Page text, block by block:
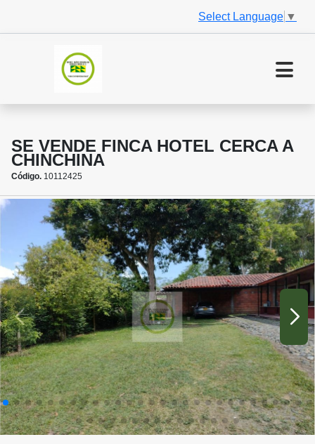
Select Language ▼
SE VENDE FINCA HOTEL CERCA A
CHINCHINA
Código. 10112425